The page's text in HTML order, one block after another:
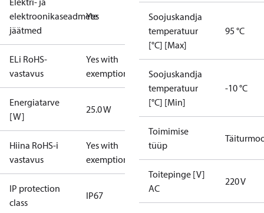
elektroonikaseadmete
jäätmed
Yes
ELi RoHS-
vastavus
Yes with
exemptions
Energiatarve
[W]
25.0 W
Hiina RoHS-i
vastavus
Yes with
exemptions
IP protection
class
IP67
Soojuskandja
temperatuur
[°C] [Max]
95 °C
Soojuskandja
temperatuur
[°C] [Min]
-10 °C
Toimimise
tüüp
Toitepinge [V]
AC
220 V